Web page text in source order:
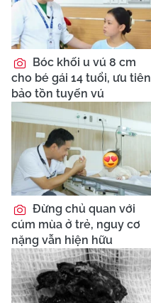
Bóc khối u vú 8 cm
cho bé gái 14 tuổi, ưu tiên
bảo tồn tuyến vú
Đừng chủ quan với
cúm mùa ở trẻ, nguy cơ
nặng vẫn hiện hữu